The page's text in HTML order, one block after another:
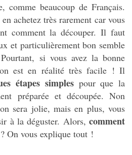
comme beaucoup de Français.
achetez très rarement car vous
comment la découper. Il faut
et particulièrement bon semble
si vous avez la bonne
est en réalité très facile ! Il
étapes simplespour que la
préparée et découpée. Non
sera jolie, mais en plus, vous
à la déguster. Alors, comment
? On vous explique tout !